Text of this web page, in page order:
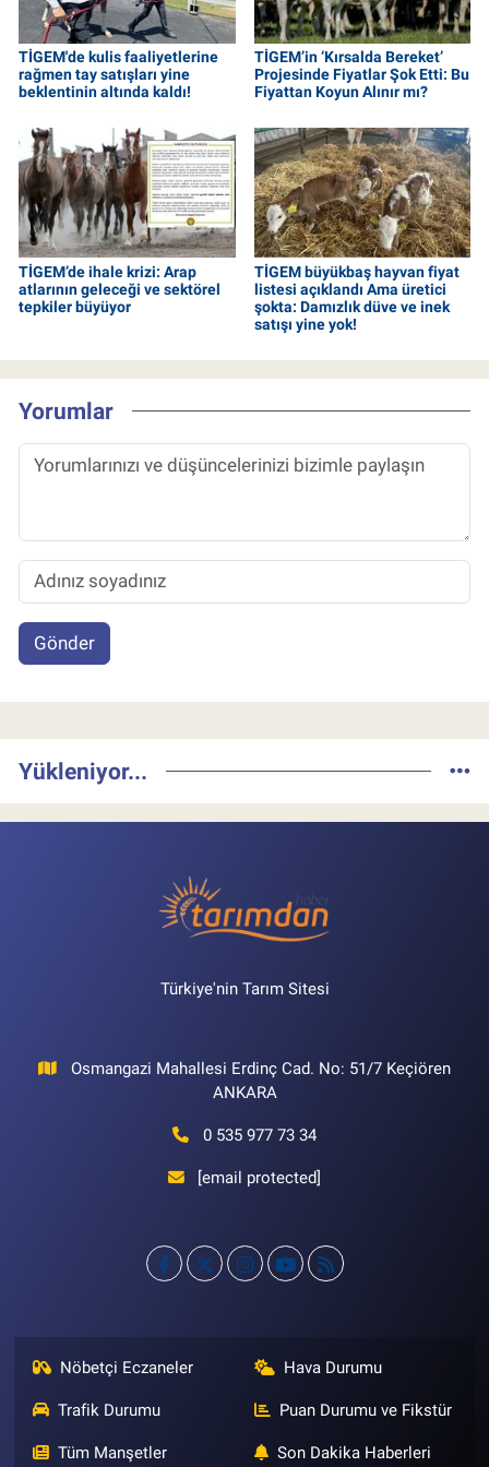
TİGEM'de kulis faaliyetlerine
rağmen tay satışları yine
beklentinin altında kaldı!
TİGEM’in ‘Kırsalda Bereket’
Projesinde Fiyatlar Şok Etti: Bu
Fiyattan Koyun Alınır mı?
TİGEM’de ihale krizi: Arap
atlarının geleceği ve sektörel
tepkiler büyüyor
TİGEM büyükbaş hayvan fiyat
listesi açıklandı Ama üretici
şokta: Damızlık düve ve inek
satışı yine yok!
Yorumlar
Gönder
Yükleniyor...
Türkiye'nin Tarım Sitesi
Osmangazi Mahallesi Erdinç Cad. No: 51/7 Keçiören
ANKARA
0 535 977 73 34
[email protected]
Nöbetçi Eczaneler Hava Durumu
Trafik Durumu Puan Durumu ve Fikstür
Tüm Manşetler Son Dakika Haberleri